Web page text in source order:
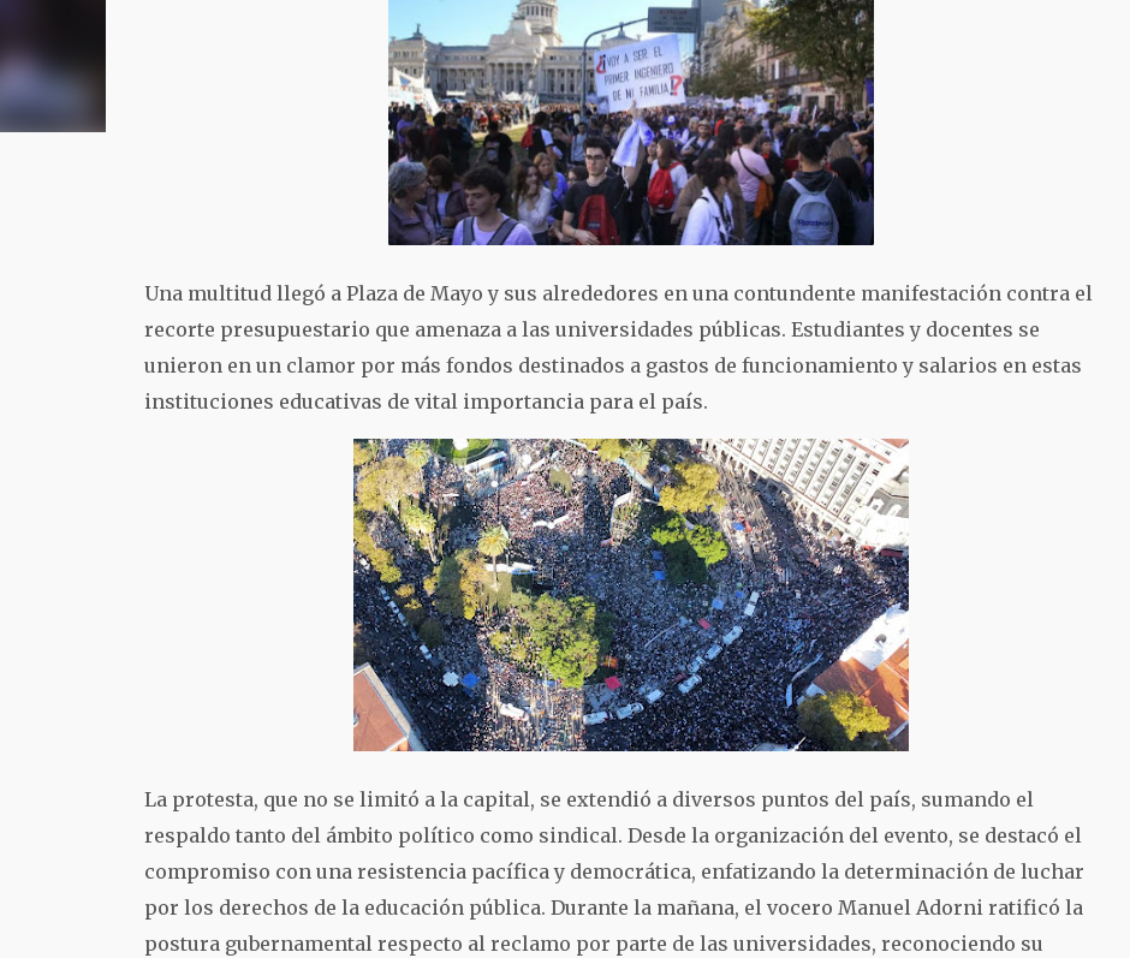
Una multitud llegó a Plaza de Mayo y sus alrededores en una contundente manifestación contra el
recorte presupuestario que amenaza a las universidades públicas. Estudiantes y docentes se
unieron en un clamor por más fondos destinados a gastos de funcionamiento y salarios en estas
instituciones educativas de vital importancia para el país.
La protesta, que no se limitó a la capital, se extendió a diversos puntos del país, sumando el
respaldo tanto del ámbito político como sindical. Desde la organización del evento, se destacó el
compromiso con una resistencia pacífica y democrática, enfatizando la determinación de luchar
por los derechos de la educación pública. Durante la mañana, el vocero Manuel Adorni ratificó la
postura gubernamental respecto al reclamo por parte de las universidades, reconociendo su